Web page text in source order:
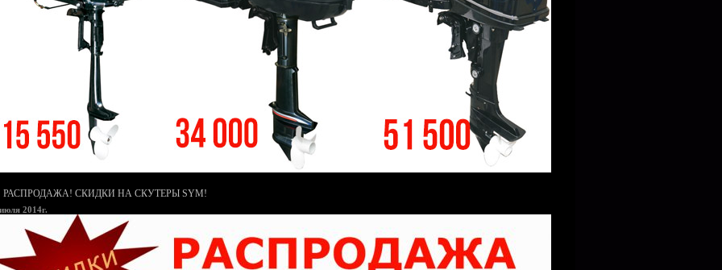
РАСПРОДАЖА! СКИДКИ НА СКУТЕРЫ SYM!
2014г.